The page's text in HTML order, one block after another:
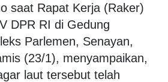
saat Rapat Kerja (Raker)
DPR RI di Gedung
Parlemen, Senayan,
(23/1), menyampaikan,
laut tersebut telah